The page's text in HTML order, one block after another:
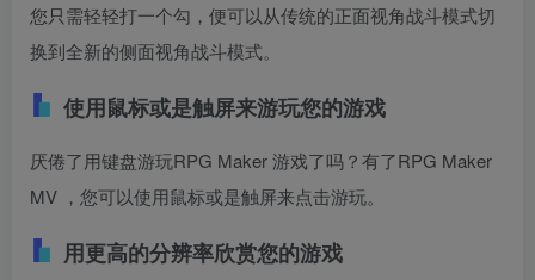
您只需轻轻打一个勾，便可以从传统的正面视角战斗模式切
换到全新的侧面视角战斗模式。
使用鼠标或是触屏来游玩您的游戏
厌倦了用键盘游玩RPG Maker 游戏了吗？有了RPG Maker
MV ，您可以使用鼠标或是触屏来点击游玩。
用更高的分辨率欣赏您的游戏